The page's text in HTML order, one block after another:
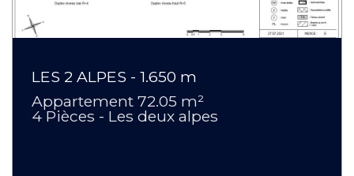
LES 2 ALPES - 1.650 m
Appartement 72.05 m²
4 Pièces - Les deux alpes